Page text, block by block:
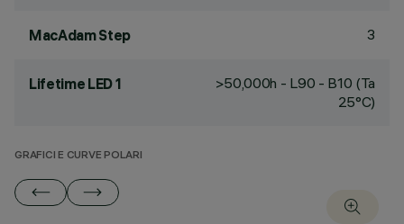
MacAdam Step 3
Lifetime LED 1
>50,000h - L90 - B10 (Ta
25°C)
GRAFICI E CURVE POLARI